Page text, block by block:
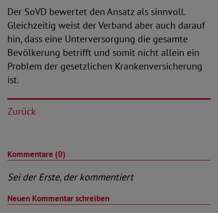
Der SoVD bewertet den Ansatz als sinnvoll.
Gleichzeitig weist der Verband aber auch darauf
hin, dass eine Unterversorgung die gesamte
Bevölkerung betrifft und somit nicht allein ein
Problem der gesetzlichen Krankenversicherung
ist.
Zurück
Kommentare (0)
Sei der Erste, der kommentiert
Neuen Kommentar schreiben